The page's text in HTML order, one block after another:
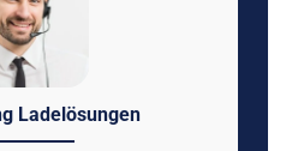
Ladelösungen